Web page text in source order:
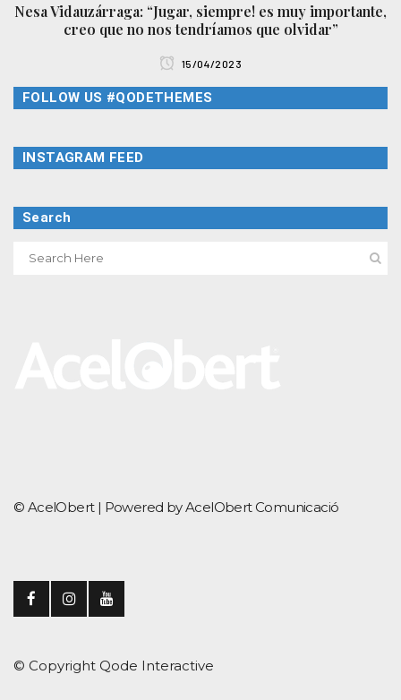
Nesa Vidauzárraga: “Jugar, siempre! es muy importante,
creo que no nos tendríamos que olvidar”
15/04/2023
FOLLOW US #QODETHEMES
INSTAGRAM FEED
Search
© AcelObert | Powered by AcelObert Comunicació
© Copyright Qode Interactive